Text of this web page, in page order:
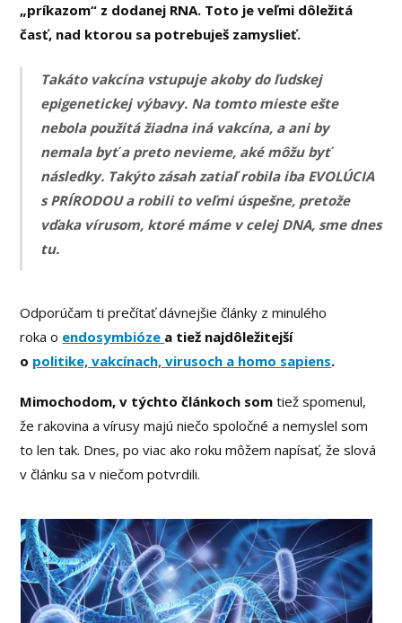
„príkazom“ z dodanej RNA. Toto je veľmi dôležitá
časť, nad ktorou sa potrebuješ zamyslieť.
Takáto vakcína vstupuje akoby do ľudskej
epigenetickej výbavy. Na tomto mieste ešte
nebola použitá žiadna iná vakcína, a ani by
nemala byť a preto nevieme, aké môžu byť
následky. Takýto zásah zatiaľ robila iba EVOLÚCIA
s PRÍRODOU a robili to veľmi úspešne, pretože
vďaka vírusom, ktoré máme v celej DNA, sme dnes
tu.
Odporúčam ti prečítať dávnejšie články z minulého
roka o endosymbióze a tiež najdôležitejší
o politike, vakcínach, virusoch a homo sapiens.
Mimochodom, v týchto článkoch somtiež spomenul,
že rakovina a vírusy majú niečo spoločné a nemyslel som
to len tak. Dnes, po viac ako roku môžem napísať, že slová
v článku sa v niečom potvrdili.